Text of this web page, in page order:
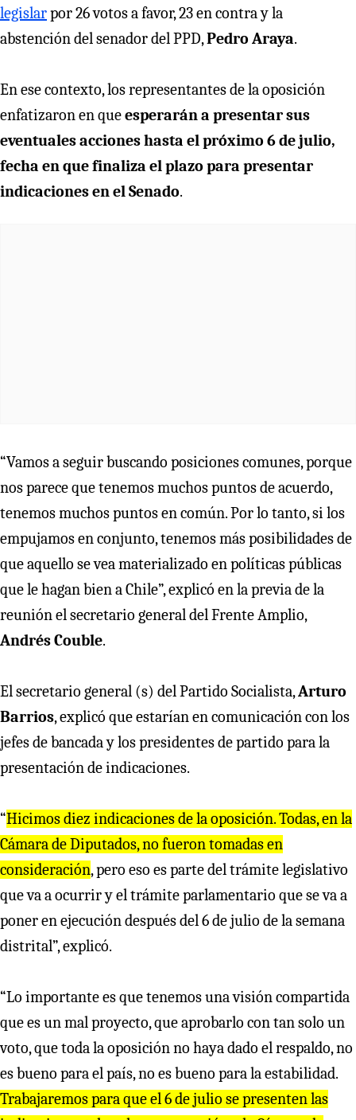
legislarpor 26 votos a favor, 23 en contra y la
abstención del senador del PPD,Pedro Araya.
En ese contexto, los representantes de la oposición
enfatizaron en queesperarán a presentar sus
eventuales acciones hasta el próximo 6 de julio,
fecha en que finaliza el plazo para presentar
indicaciones en el Senado.
“Vamos a seguir buscando posiciones comunes, porque
nos parece que tenemos muchos puntos de acuerdo,
tenemos muchos puntos en común. Por lo tanto, si los
empujamos en conjunto, tenemos más posibilidades de
que aquello se vea materializado en políticas públicas
que le hagan bien a Chile”, explicó en la previa de la
reunión el secretario general del Frente Amplio,
Andrés Couble.
El secretario general (s) del Partido Socialista,Arturo
Barrios, explicó que estarían en comunicación con los
jefes de bancada y los presidentes de partido para la
presentación de indicaciones.
“Hicimos diez indicaciones de la oposición. Todas, en la
Cámara de Diputados, no fueron tomadas en
consideración, pero eso es parte del trámite legislativo
que va a ocurrir y el trámite parlamentario que se va a
poner en ejecución después del 6 de julio de la semana
distrital”, explicó.
“Lo importante es que tenemos una visión compartida
que es un mal proyecto, que aprobarlo con tan solo un
voto, que toda la oposición no haya dado el respaldo, no
es bueno para el país, no es bueno para la estabilidad.
Trabajaremos para que el 6 de julio se presenten las